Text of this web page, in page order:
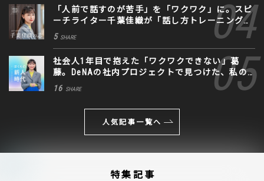
「人前で話すのが苦手」を「ワクワク」に。スピ
ーチライター千葉佳織が「話し方トレーニング」
に込めた思い
5 SHARE
社会人1年目で抱えた「ワクワクできない」葛
藤。DeNAの社内プロジェクトで見つけた、私の
生きる道
16 SHARE
人気記事一覧へ
特集記事